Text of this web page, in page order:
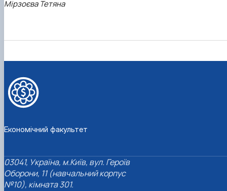
Мірзоєва Тетяна
Економічний факультет
03041, Україна, м.Київ, вул. Героїв
Оборони, 11 (навчальний корпус
№10), кімната 301.